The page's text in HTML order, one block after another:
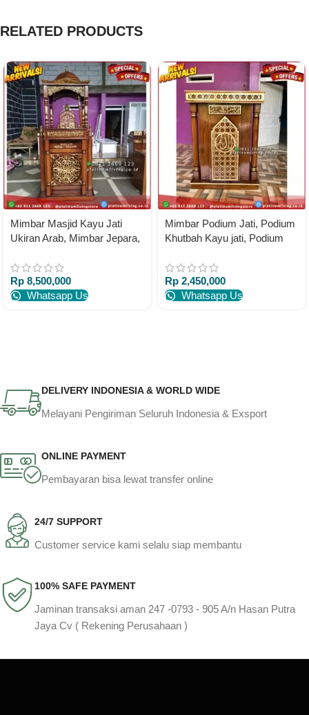
RELATED PRODUCTS
Mimbar Masjid Kayu Jati
Ukiran Arab, Mimbar Jepara,
Platinumliving Furniture
Indonesia
Rp 8,500,000
Whatsapp Us
Mimbar Podium Jati, Podium
Khutbah Kayu jati, Podium
Indonesia
Rp 2,450,000
Whatsapp Us
DELIVERY INDONESIA & WORLD WIDE
Melayani Pengiriman Seluruh Indonesia & Exsport
ONLINE PAYMENT
Pembayaran bisa lewat transfer online
24/7 SUPPORT
Customer service kami selalu siap membantu
100% SAFE PAYMENT
Jaminan transaksi aman 247 -0793 - 905 A/n Hasan Putra
Jaya Cv ( Rekening Perusahaan )